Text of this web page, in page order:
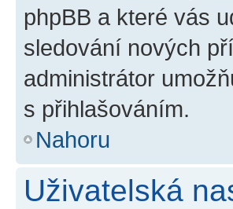
phpBB a které vás
sledování nových
administrátor
s přihlašováním.
Nahoru
Uživatelská